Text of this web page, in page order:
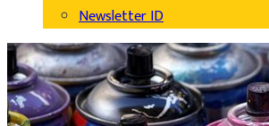
Newsletter ID